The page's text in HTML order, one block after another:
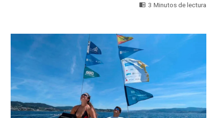
3 Minutos de lectura